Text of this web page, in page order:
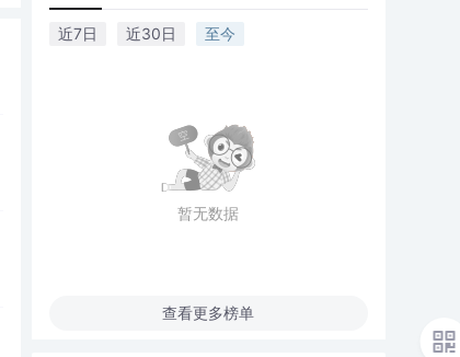
近7日 近30日 至今
暂无数据
查看更多榜单